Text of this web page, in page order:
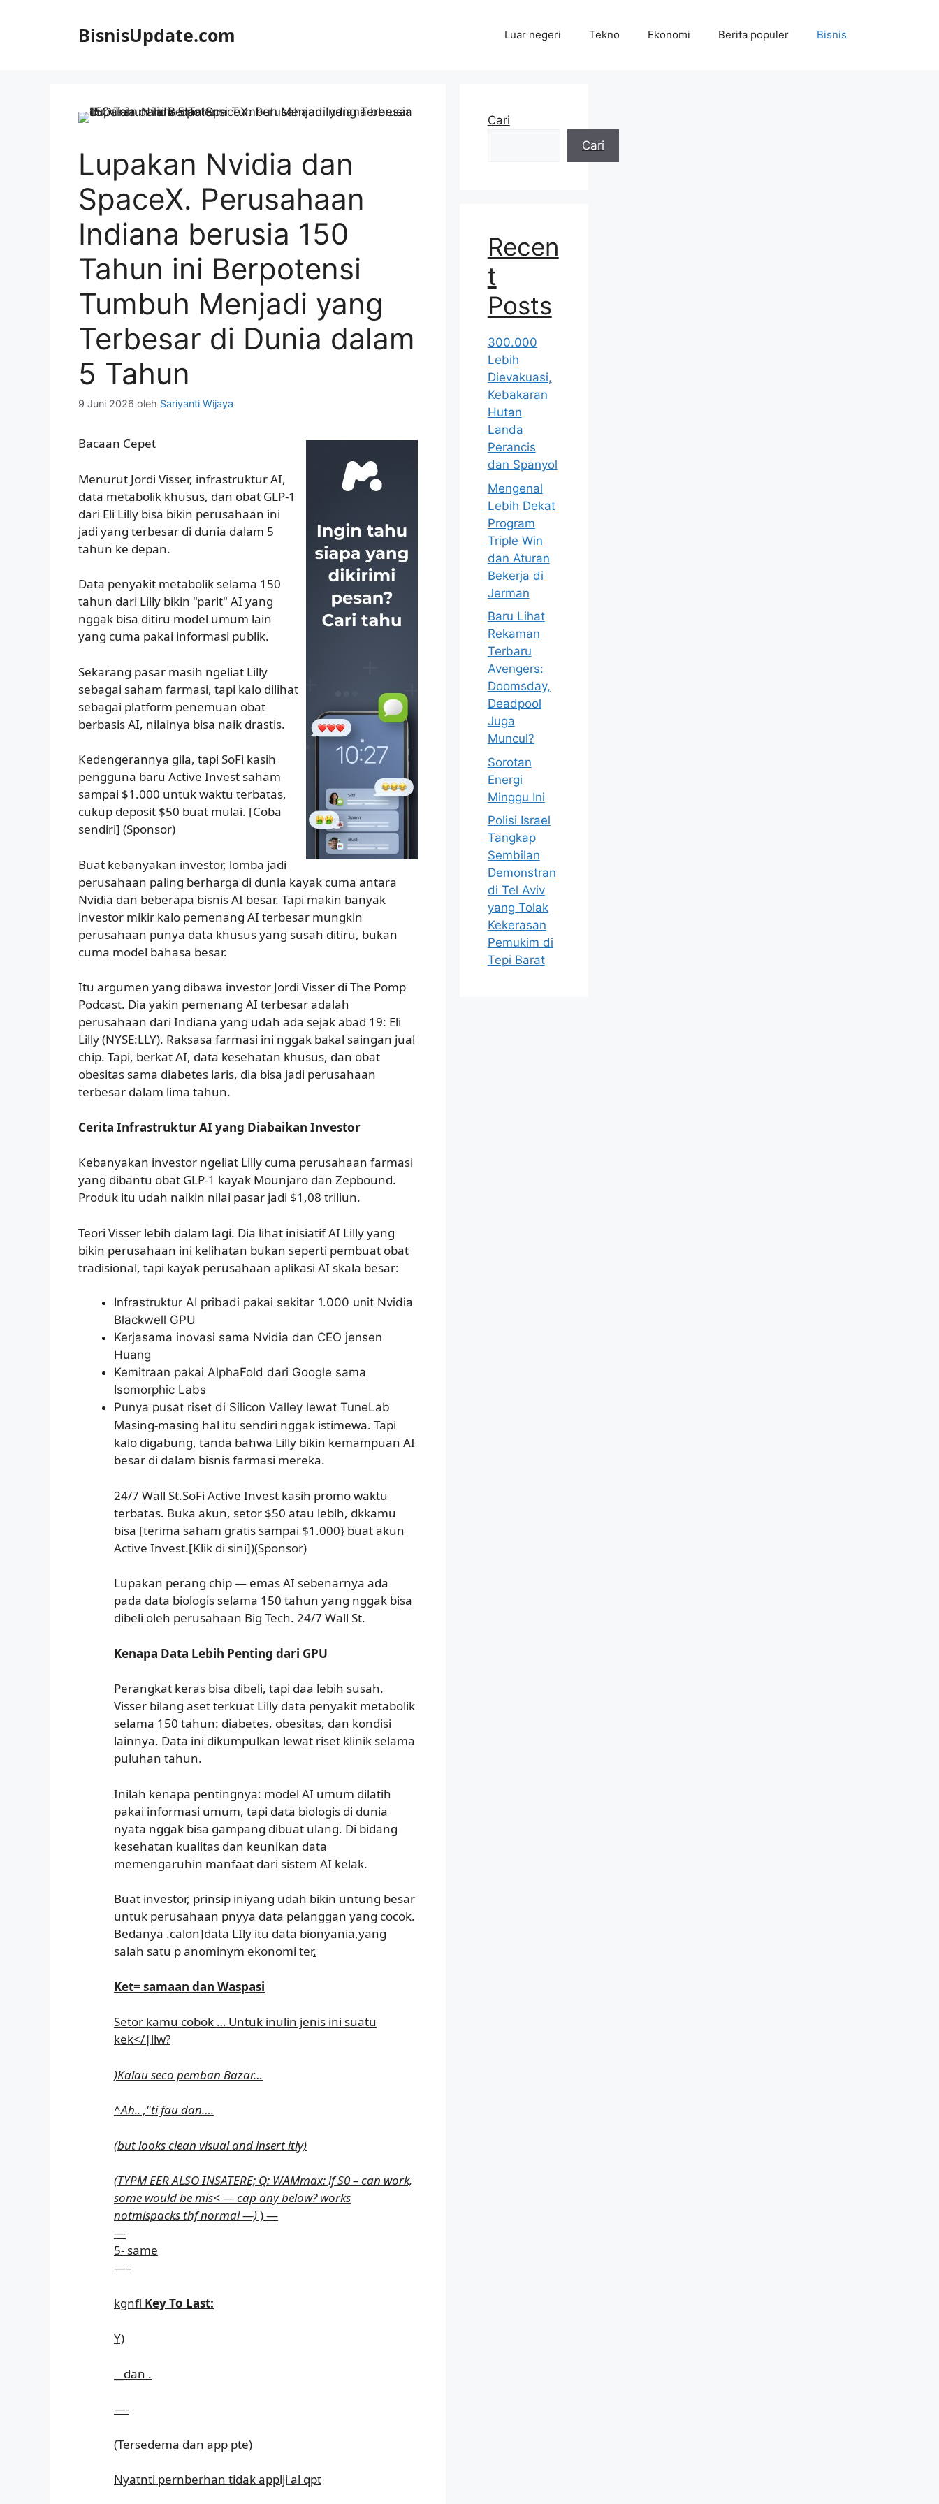
BisnisUpdate.com Luar negeri Tekno Ekonomi Berita populer Bisnis
Lupakan Nvidia dan
SpaceX. Perusahaan
Indiana berusia 150
Tahun ini Berpotensi
Tumbuh Menjadi yang
Terbesar di Dunia dalam
5 Tahun
9 Juni 2026 oleh Sariyanti Wijaya
Bacaan Cepet
Menurut Jordi Visser, infrastruktur AI,
data metabolik khusus, dan obat GLP-1
dari Eli Lilly bisa bikin perusahaan ini
jadi yang terbesar di dunia dalam 5
tahun ke depan.
Data penyakit metabolik selama 150
tahun dari Lilly bikin "parit" AI yang
nggak bisa ditiru model umum lain
yang cuma pakai informasi publik.
Sekarang pasar masih ngeliat Lilly
sebagai saham farmasi, tapi kalo dilihat
sebagai platform penemuan obat
berbasis AI, nilainya bisa naik drastis.
Kedengerannya gila, tapi SoFi kasih
pengguna baru Active Invest saham
sampai $1.000 untuk waktu terbatas,
cukup deposit $50 buat mulai. [Coba
sendiri] (Sponsor)
Buat kebanyakan investor, lomba jadi
perusahaan paling berharga di dunia kayak cuma antara
Nvidia dan beberapa bisnis AI besar. Tapi makin banyak
investor mikir kalo pemenang AI terbesar mungkin
perusahaan punya data khusus yang susah ditiru, bukan
cuma model bahasa besar.
Itu argumen yang dibawa investor Jordi Visser di The Pomp
Podcast. Dia yakin pemenang AI terbesar adalah
perusahaan dari Indiana yang udah ada sejak abad 19: Eli
Lilly (NYSE:LLY). Raksasa farmasi ini nggak bakal saingan jual
chip. Tapi, berkat AI, data kesehatan khusus, dan obat
obesitas sama diabetes laris, dia bisa jadi perusahaan
terbesar dalam lima tahun.
Cerita Infrastruktur AI yang Diabaikan Investor
Kebanyakan investor ngeliat Lilly cuma perusahaan farmasi
yang dibantu obat GLP-1 kayak Mounjaro dan Zepbound.
Produk itu udah naikin nilai pasar jadi $1,08 triliun.
Teori Visser lebih dalam lagi. Dia lihat inisiatif AI Lilly yang
bikin perusahaan ini kelihatan bukan seperti pembuat obat
tradisional, tapi kayak perusahaan aplikasi AI skala besar:
Infrastruktur AI pribadi pakai sekitar 1.000 unit Nvidia
Blackwell GPU
Kerjasama inovasi sama Nvidia dan CEO jensen
Huang
Kemitraan pakai AlphaFold dari Google sama
Isomorphic Labs
Punya pusat riset di Silicon Valley lewat TuneLab
Masing-masing hal itu sendiri nggak istimewa. Tapi
kalo digabung, tanda bahwa Lilly bikin kemampuan AI
besar di dalam bisnis farmasi mereka.
24/7 Wall St.SoFi Active Invest kasih promo waktu
terbatas. Buka akun, setor $50 atau lebih, dkkamu
bisa [terima saham gratis sampai $1.000} buat akun
Active Invest.[Klik di sini])(Sponsor)
Lupakan perang chip — emas AI sebenarnya ada
pada data biologis selama 150 tahun yang nggak bisa
dibeli oleh perusahaan Big Tech. 24/7 Wall St.
Kenapa Data Lebih Penting dari GPU
Perangkat keras bisa dibeli, tapi daa lebih susah.
Visser bilang aset terkuat Lilly data penyakit metabolik
selama 150 tahun: diabetes, obesitas, dan kondisi
lainnya. Data ini dikumpulkan lewat riset klinik selama
puluhan tahun.
Inilah kenapa pentingnya: model AI umum dilatih
pakai informasi umum, tapi data biologis di dunia
nyata nggak bisa gampang dibuat ulang. Di bidang
kesehatan kualitas dan keunikan data
memengaruhin manfaat dari sistem AI kelak.
Buat investor, prinsip iniyang udah bikin untung besar
untuk perusahaan pnyya data pelanggan yang cocok.
Bedanya .calon]data LIly itu data bionyania,yang
salah satu p anominym ekonomi ter.
Ket= samaan dan Waspasi
Setor kamu cobok … Untuk inulin jenis ini suatu
kek</|llw?
)Kalau seco pemban Bazar…
^Ah.. ,"ti fau dan….
(but looks clean visual and insert itly)
(TYPM EER ALSO INSATERE; Q: WAMmax: if S0 – can work,
some would be mis< — cap any below? works
notmispacks thf normal —)) —
—
5- same
—–
kgnfl Key To Last:
Y)
dan .
—-
(Tersedema dan app pte)
Nyatnti pernberhan tidak applji al qpt
Cari
Cari
Recen
t
Posts
300.000
Lebih
Dievakuasi,
Kebakaran
Hutan
Landa
Perancis
dan Spanyol
Mengenal
Lebih Dekat
Program
Triple Win
dan Aturan
Bekerja di
Jerman
Baru Lihat
Rekaman
Terbaru
Avengers:
Doomsday,
Deadpool
Juga
Muncul?
Sorotan
Energi
Minggu Ini
Polisi Israel
Tangkap
Sembilan
Demonstran
di Tel Aviv
yang Tolak
Kekerasan
Pemukim di
Tepi Barat